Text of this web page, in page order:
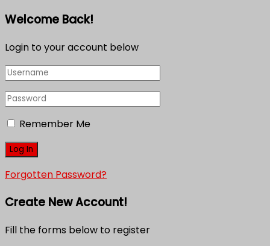
Welcome Back!
Login to your account below
Remember Me
Forgotten Password?
Create New Account!
Fill the forms below to register